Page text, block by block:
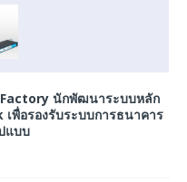
นักพัฒนาระบบหลัก
พื่อรองรับระบบการธนาคาร
แบบ